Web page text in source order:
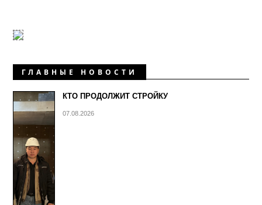
ГЛАВНЫЕ НОВОСТИ
КТО ПРОДОЛЖИТ СТРОЙКУ
07.08.2026